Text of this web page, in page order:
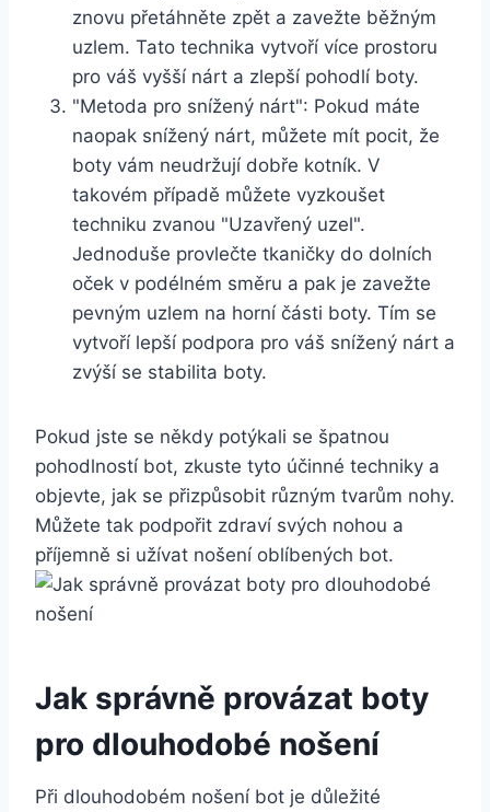
znovu přetáhněte zpět a zavežte běžným
uzlem. Tato technika ⁣vytvoří více prostoru ​
pro váš vyšší nárt a zlepší pohodlí boty.
"Metoda pro snížený ⁢nárt": Pokud máte
naopak snížený​ nárt, můžete mít pocit, že ​
boty vám neudržují⁢ dobře kotník. V
takovém případě ‌můžete‍ vyzkoušet
techniku zvanou "Uzavřený uzel".
Jednoduše provlečte tkaničky do dolních
oček v podélném směru ⁣a pak je zavežte
pevným uzlem na horní části boty. Tím se
vytvoří lepší⁤ podpora pro váš ⁢snížený nárt a
zvýší se stabilita boty.
Pokud jste se někdy potýkali se špatnou
pohodlností bot, zkuste tyto účinné techniky a
objevte, jak se přizpůsobit různým tvarům nohy.
Můžete tak podpořit ​zdraví svých⁢ nohou a
příjemně si užívat nošení oblíbených bot.
Jak správně provázat boty
pro dlouhodobé nošení
Při dlouhodobém nošení bot je důležité